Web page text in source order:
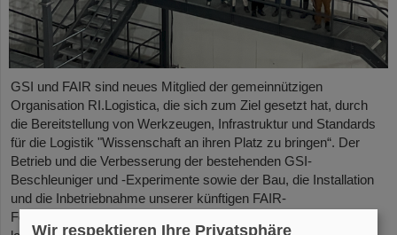
GSI und FAIR sind neues Mitglied der gemeinnützigen
Organisation RI.Logistica, die sich zum Ziel gesetzt hat, durch
die Bereitstellung von Werkzeugen, Infrastruktur und Standards
für die Logistik "Wissenschaft an ihren Platz zu bringen“. Der
Betrieb und die Verbesserung der bestehenden GSI-
Beschleuniger und -Experimente sowie der Bau, die Installation
und die Inbetriebnahme unserer künftigen FAIR-
Forschungseinrichtungen stellen GSI/FAIR vor enorme
Wir respektieren Ihre Privatsphäre